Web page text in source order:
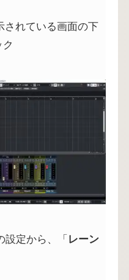
されている画面の下
定から、「 レーン